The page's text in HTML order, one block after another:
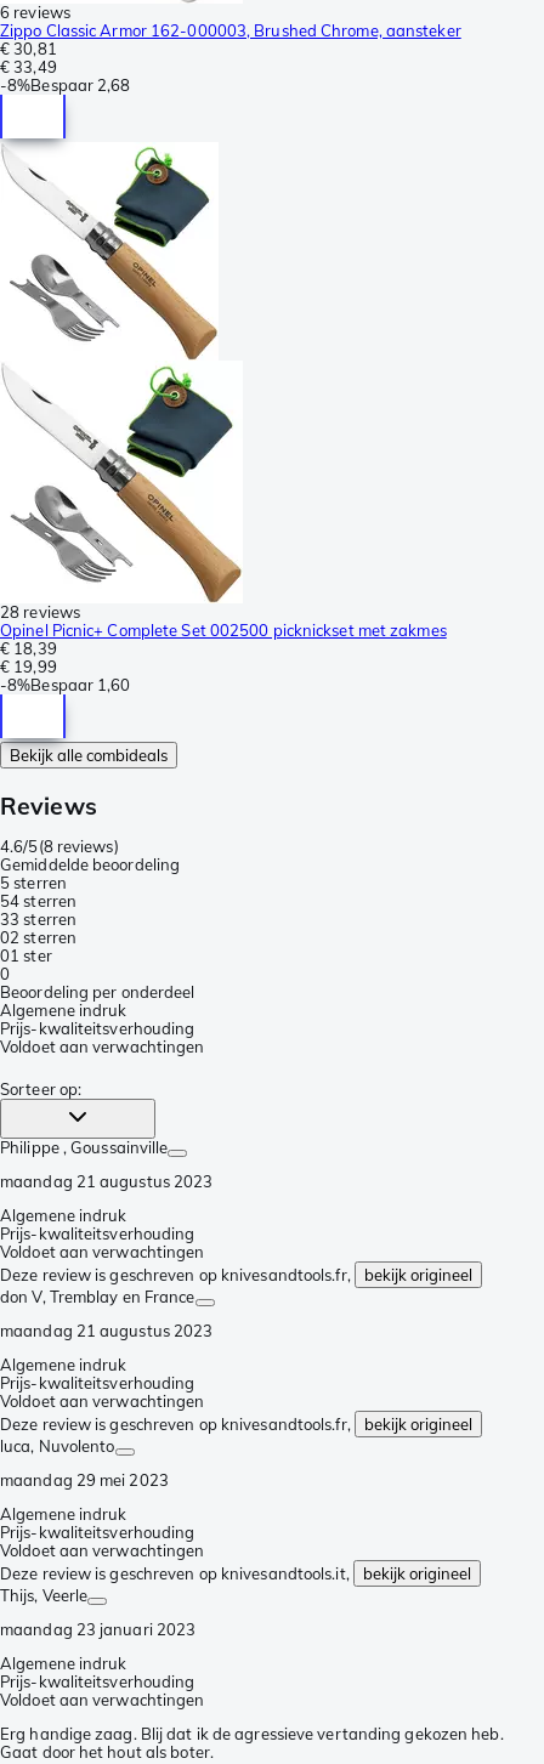
6 reviews
Zippo Classic Armor 162-000003, Brushed Chrome, aansteker
€ 30,81
€ 33,49
-8%Bespaar 2,68
28 reviews
Opinel Picnic+ Complete Set 002500 picknickset met zakmes
€ 18,39
€ 19,99
-8%Bespaar 1,60
Bekijk alle combideals
Reviews
4.6/5(8 reviews)
Gemiddelde beoordeling
5 sterren
54 sterren
33 sterren
02 sterren
01 ster
0
Beoordeling per onderdeel
Algemene indruk
Prijs-kwaliteitsverhouding
Voldoet aan verwachtingen
Sorteer op:
Philippe , Goussainville
maandag 21 augustus 2023
Algemene indruk
Prijs-kwaliteitsverhouding
Voldoet aan verwachtingen
Deze review is geschreven op knivesandtools.fr,
bekijk origineel
don V, Tremblay en France
maandag 21 augustus 2023
Algemene indruk
Prijs-kwaliteitsverhouding
Voldoet aan verwachtingen
Deze review is geschreven op knivesandtools.fr,
bekijk origineel
luca, Nuvolento
maandag 29 mei 2023
Algemene indruk
Prijs-kwaliteitsverhouding
Voldoet aan verwachtingen
Deze review is geschreven op knivesandtools.it,
bekijk origineel
Thijs, Veerle
maandag 23 januari 2023
Algemene indruk
Prijs-kwaliteitsverhouding
Voldoet aan verwachtingen
Erg handige zaag. Blij dat ik de agressieve vertanding gekozen heb.
Gaat door het hout als boter.